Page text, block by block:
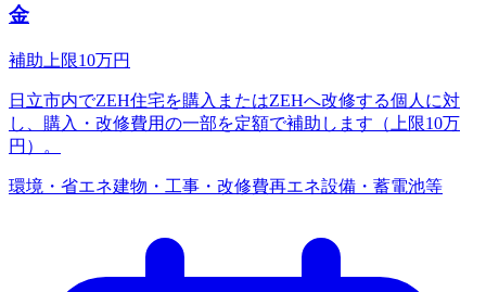
金
補助上限10万円
日立市内でZEH住宅を購入またはZEHへ改修する個人に対
し、購入・改修費用の一部を定額で補助します（上限10万
円）。
環境・省エネ建物・工事・改修費再エネ設備・蓄電池等